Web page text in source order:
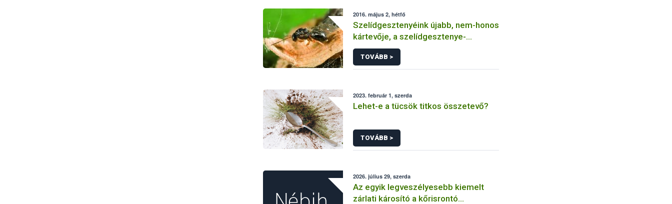
2016. május 2, hétfő
Szelídgesztenyéink újabb, nem-honos
kártevője, a szelídgesztenye-
gubacsdarázs
TOVÁBB >
2023. február 1, szerda
Lehet-e a tücsök titkos összetevő?
TOVÁBB >
2026. július 29, szerda
Az egyik legveszélyesebb kiemelt
zárlati károsító a kőrisrontó